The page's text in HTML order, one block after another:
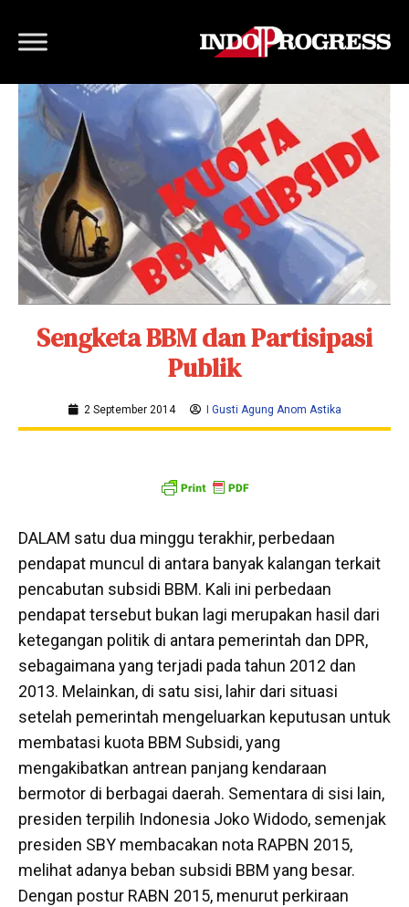
Sengketa BBM dan Partisipasi
Publik
2 September 2014 I Gusti Agung Anom Astika
DALAM satu dua minggu terakhir, perbedaan
pendapat muncul di antara banyak kalangan terkait
pencabutan subsidi BBM. Kali ini perbedaan
pendapat tersebut bukan lagi merupakan hasil dari
ketegangan politik di antara pemerintah dan DPR,
sebagaimana yang terjadi pada tahun 2012 dan
2013. Melainkan, di satu sisi, lahir dari situasi
setelah pemerintah mengeluarkan keputusan untuk
membatasi kuota BBM Subsidi, yang
mengakibatkan antrean panjang kendaraan
bermotor di berbagai daerah. Sementara di sisi lain,
presiden terpilih Indonesia Joko Widodo, semenjak
presiden SBY membacakan nota RAPBN 2015,
melihat adanya beban subsidi BBM yang besar.
Dengan postur RABN 2015, menurut perkiraan